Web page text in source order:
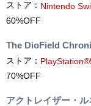
ストア： Nintendo
60%OFF
The DioField
ストア：
70%OFF
アクトレイザー・ル